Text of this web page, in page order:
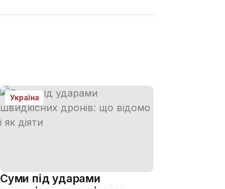
Україна
Суми під ударами